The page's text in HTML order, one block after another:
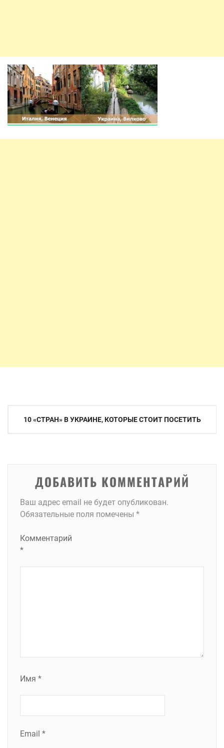
Навигация
10 «СТРАН» В УКРАИНЕ, КОТОРЫЕ СТОИТ ПОСЕТИТЬ
ДОБАВИТЬ КОММЕНТАРИЙ
Ваш адрес email не будет опубликован.
Обязательные поля помечены *
Комментарий
*
Имя *
Email *